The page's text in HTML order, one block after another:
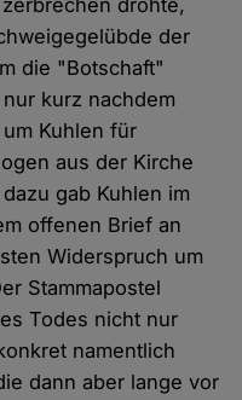
drohte,
der
die "Botschaft"
kurz nachdem
Kuhlen für
aus der Kirche
gab Kuhlen im
offenen Brief an
Widerspruch um
Stammapostel
Todes nicht nur
namentlich
dann aber lange vor